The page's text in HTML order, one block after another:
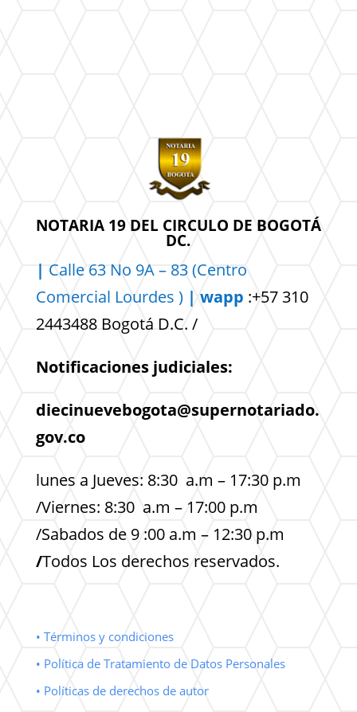
NOTARIA 19 DEL CIRCULO DE BOGOTÁ
DC.
| Calle 63 No 9A – 83 (Centro
Comercial Lourdes ) | wapp :+57 310
2443488 Bogotá D.C. /
Notificaciones judiciales:
diecinuevebogota@supernotariado.
gov.co
lunes a Jueves: 8:30 a.m – 17:30 p.m
/Viernes: 8:30 a.m – 17:00 p.m
/Sabados de 9 :00 a.m – 12:30 p.m
/Todos Los derechos reservados.
• Términos y condiciones
• Política de Tratamiento de Datos Personales
• Políticas de derechos de autor